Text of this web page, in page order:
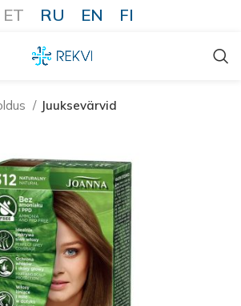
ET RU EN FI
Juuksevärvid